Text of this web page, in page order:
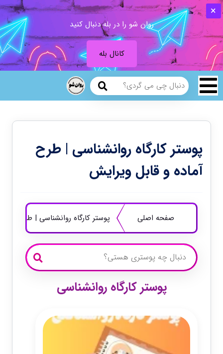
روان شو را در بله دنبال کنید
کانال بله
پوستر کارگاه روانشناسی | طرح
آماده و قابل ویرایش
صفحه اصلی پوستر کارگاه روانشناسی | طرح
پوستر کارگاه روانشناسی